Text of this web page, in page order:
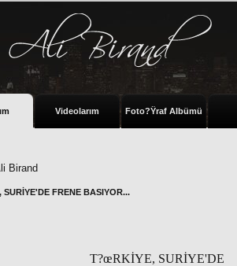
Videolarım Foto?Ÿraf Albümü
Birand
FRENE BASIYOR...
T?œRKİYE, SURİYE'DE